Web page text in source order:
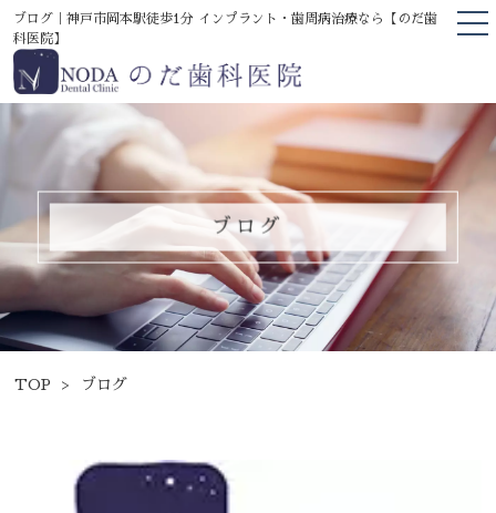
ブログ｜神戸市岡本駅徒歩1分 インプラント・歯周病治療なら【のだ歯
科医院】
TOP
当院について
医院の案内
医院の特徴
診療案内
医療機器掲載
精密修復・セレック治療
インプラント・骨増生治療
ブログ
TOP ブログ